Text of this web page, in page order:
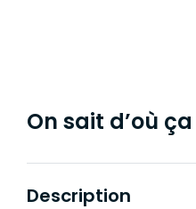
On sait d’où
Description